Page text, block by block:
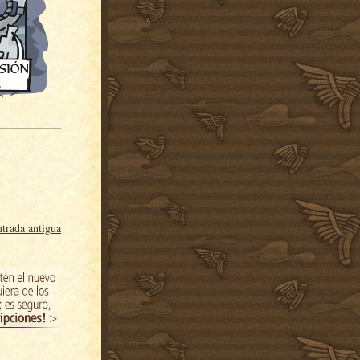
antigua